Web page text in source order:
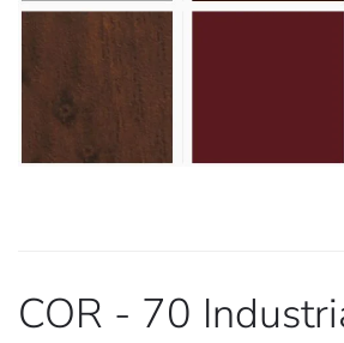
COR - 70